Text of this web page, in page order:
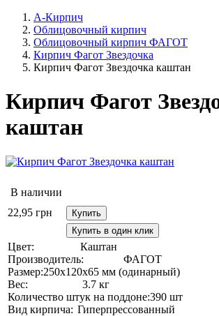
А-Кирпич
Облицовочный кирпич
Облицовочный кирпич ФАГОТ
Кирпич Фагот Звездочка
Кирпич Фагот Звездочка каштан
Кирпич Фагот
каштан
В наличии
22,95 грн
Купить
Купить в один клик
Цвет:
Каштан
Производитель:
ФАГОТ
Размер:250х120х65 мм (одинарный)
Вес:
3.7 кг
Количество штук на поддоне:390 шт
Вид кирпича: Гиперпрессованный